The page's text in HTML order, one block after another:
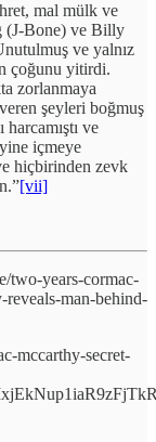
mal mülk ve
(J-Bone) ve Billy
ve yalnız
çoğunu yitirdi.
zorlanmaya
şeyleri boğmuş
ve
içmeye
hiçbirinden zevk
[vii]
two-years-cormac-
reveals-man-behind-
mccarthy-secret-